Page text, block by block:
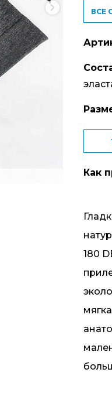
ВСЕ
Как
180